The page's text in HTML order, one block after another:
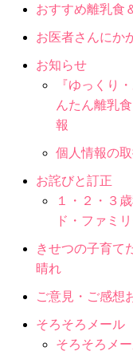
おすすめ離乳食
お医者さんにか
お知らせ
『ゆっくり
んたん離乳
報
個人情報の
お詫びと訂正
１・２・３
ド・ファミ
きせつの子育て
晴れ
ご意見・ご感想
そろそろメール
そろそろメ